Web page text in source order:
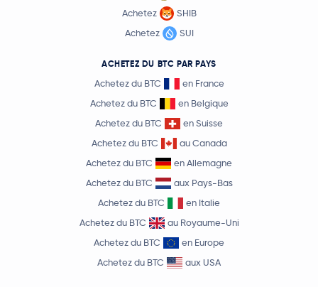
Achetez
SHIB
Achetez
SUI
ACHETEZ DU BTC PAR PAYS
Achetez du BTC
en France
Achetez du BTC
en Belgique
Achetez du BTC
en Suisse
Achetez du BTC
au Canada
Achetez du BTC
en Allemagne
Achetez du BTC
aux Pays-Bas
Achetez du BTC
en Italie
Achetez du BTC
au Royaume-Uni
Achetez du BTC
en Europe
Achetez du BTC
aux USA